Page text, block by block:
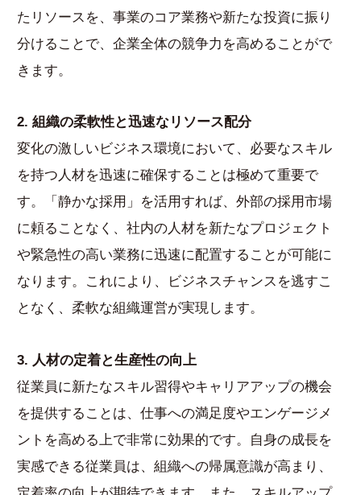
たリソースを、事業のコア業務や新たな投資に振り
分けることで、企業全体の競争力を高めることがで
きます。
2. 組織の柔軟性と迅速なリソース配分
変化の激しいビジネス環境において、必要なスキル
を持つ人材を迅速に確保することは極めて重要で
す。「静かな採用」を活用すれば、外部の採用市場
に頼ることなく、社内の人材を新たなプロジェクト
や緊急性の高い業務に迅速に配置することが可能に
なります。これにより、ビジネスチャンスを逃すこ
となく、柔軟な組織運営が実現します。
3. 人材の定着と生産性の向上
従業員に新たなスキル習得やキャリアアップの機会
を提供することは、仕事への満足度やエンゲージメ
ントを高める上で非常に効果的です。自身の成長を
実感できる従業員は、組織への帰属意識が高まり、